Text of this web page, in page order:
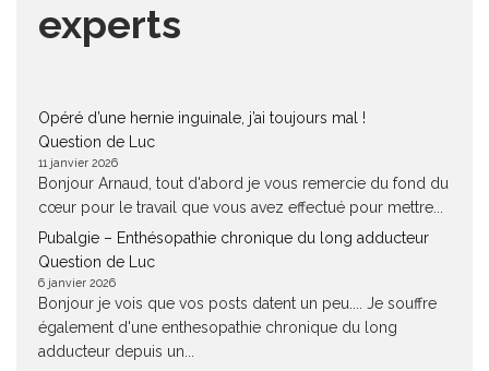
experts
Opéré d’une hernie inguinale, j’ai toujours mal !
Question de Luc
11 janvier 2026
Bonjour Arnaud, tout d'abord je vous remercie du fond du
cœur pour le travail que vous avez effectué pour mettre...
Pubalgie – Enthésopathie chronique du long adducteur
Question de Luc
6 janvier 2026
Bonjour je vois que vos posts datent un peu.... Je souffre
également d'une enthesopathie chronique du long
adducteur depuis un...